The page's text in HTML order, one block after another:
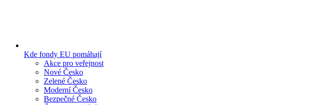
Kde fondy EU pomáhají
Akce pro veřejnost
Nové Česko
Zelené Česko
Moderní Česko
Bezpečné Česko